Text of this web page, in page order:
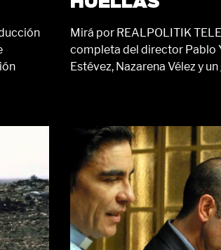
Mirá por REALPOLITIK
completa del director Pablo
Estévez, Nazarena Vélez y